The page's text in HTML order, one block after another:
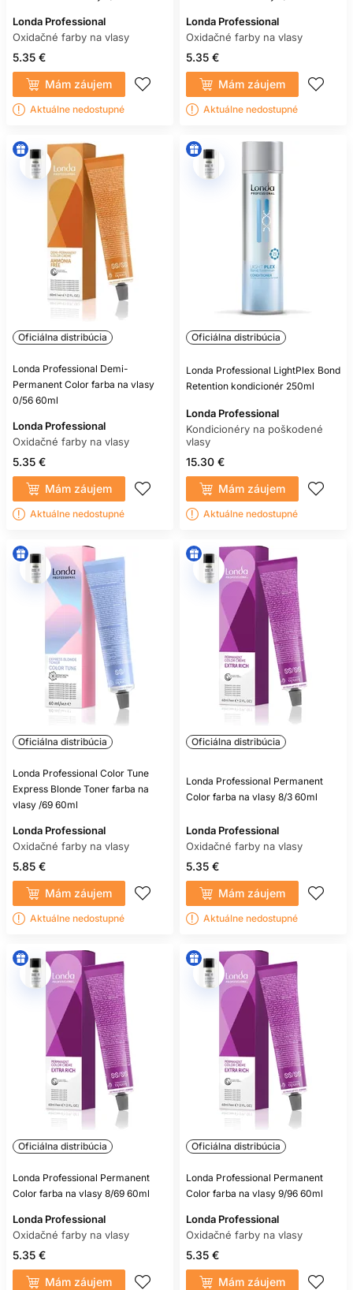
Londa Professional
Oxidačné farby na vlasy
5.35 €
Mám záujem
Aktuálne nedostupné
Londa Professional
Oxidačné farby na vlasy
5.35 €
Mám záujem
Aktuálne nedostupné
Oficiálna distribúcia
Londa Professional Demi-
Permanent Color farba na vlasy
0/56 60ml
Londa Professional
Oxidačné farby na vlasy
5.35 €
Mám záujem
Aktuálne nedostupné
Oficiálna distribúcia
Londa Professional LightPlex Bond
Retention kondicionér 250ml
Londa Professional
Kondicionéry na poškodené
vlasy
15.30 €
Mám záujem
Aktuálne nedostupné
Oficiálna distribúcia
Londa Professional Color Tune
Express Blonde Toner farba na
vlasy /69 60ml
Londa Professional
Oxidačné farby na vlasy
5.85 €
Mám záujem
Aktuálne nedostupné
Oficiálna distribúcia
Londa Professional Permanent
Color farba na vlasy 8/3 60ml
Londa Professional
Oxidačné farby na vlasy
5.35 €
Mám záujem
Aktuálne nedostupné
Oficiálna distribúcia
Londa Professional Permanent
Color farba na vlasy 8/69 60ml
Londa Professional
Oxidačné farby na vlasy
5.35 €
Mám záujem
Oficiálna distribúcia
Londa Professional Permanent
Color farba na vlasy 9/96 60ml
Londa Professional
Oxidačné farby na vlasy
5.35 €
Mám záujem